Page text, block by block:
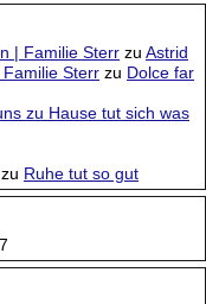
| Familie Sterr zu Astrid
Sterr zu Dolce far
zu Hause tut sich was
zu Ruhe tut so gut